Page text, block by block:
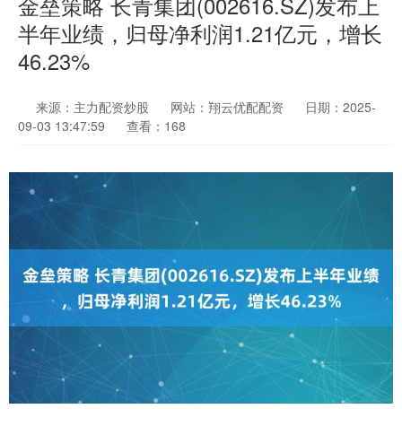
半年业绩，归母净利润1.21亿元，增长
46.23%
来源：主力配资炒股 网站：翔云优配配资
日期：2025-
09-03 13:47:59
查看：168